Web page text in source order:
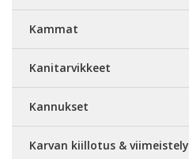
Kammat
Kanitarvikkeet
Kannukset
Karvan kiillotus & viimeistely